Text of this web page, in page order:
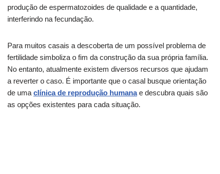
produção de espermatozoides de qualidade e a quantidade,
interferindo na fecundação.
Para muitos casais a descoberta de um possível problema de
fertilidade simboliza o fim da construção da sua própria família.
No entanto, atualmente existem diversos recursos que ajudam
a reverter o caso. É importante que o casal busque orientação
de uma clínica de reprodução humanae descubra quais são
as opções existentes para cada situação.